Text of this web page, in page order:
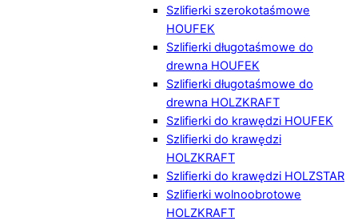
Szlifierki szerokotaśmowe
HOUFEK
Szlifierki długotaśmowe do
drewna HOUFEK
Szlifierki długotaśmowe do
drewna HOLZKRAFT
Szlifierki do krawędzi HOUFEK
Szlifierki do krawędzi
HOLZKRAFT
Szlifierki do krawędzi HOLZSTAR
Szlifierki wolnoobrotowe
HOLZKRAFT